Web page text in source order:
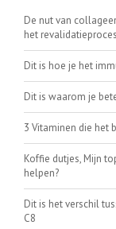
De nut van
het revalidatieproces
Dit is hoe je het
Dit is waarom je
3 Vitaminen die het
Koffie dutjes, Mijn
helpen?
Dit is het verschil
C8